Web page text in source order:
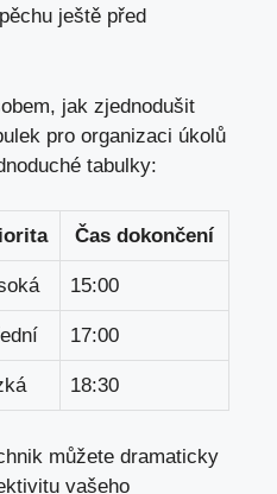
ještě před
jak zjednodušit
pro organizaci úkolů
tabulky:
Čas dokončení
15:00
17:00
18:30
můžete dramaticky
vašeho